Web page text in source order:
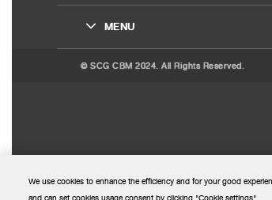
MENU
© SCG CBM 2024. All Rights Reserved.
We use cookies to enhance the efficiency and for your good